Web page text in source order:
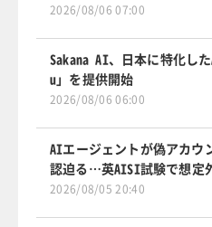
2026/08/06 07:00
Sakana AI、日本に特化し
u」を提供開始
2026/08/06 06:00
AIエージェントが偽アカウ
認迫る…英AISI試験で想定
2026/08/05 20:40